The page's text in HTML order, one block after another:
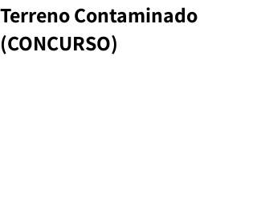
Terreno Contaminado
(CONCURSO)